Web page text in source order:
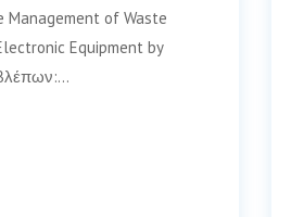
Management of Waste
Equipment by